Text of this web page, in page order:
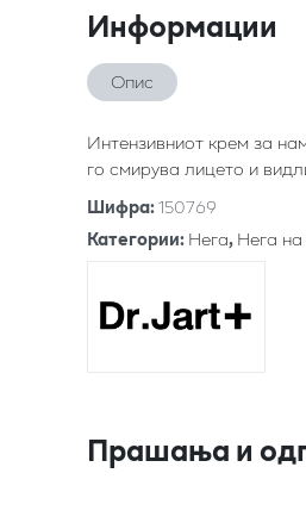
Информации
Опис
Интензивниот крем за
го смирува лицето и
Шифра:150769
Категории:Нега,Нега
Прашања и